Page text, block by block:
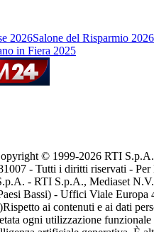
2026Salone del Risparmio 2026
in Fiera 2025
© 1999-2026 RTI
- Tutti i diritti riservati - Per
- RTI S.p.A., Mediaset
Bassi) - Uffici Viale Europa
Rispetto ai contenuti e ai dati
ogni utilizzazione funzionale